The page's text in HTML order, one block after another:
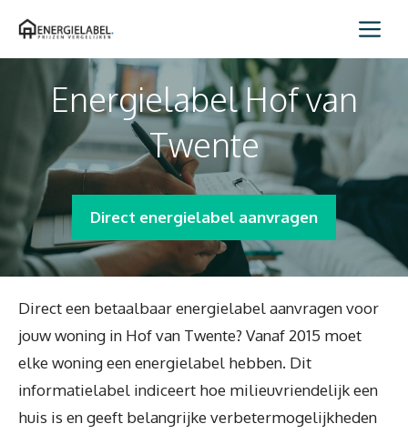
naar
Energielabel Hof van
Twente
Direct energielabel aanvragen
Direct een betaalbaar energielabel aanvragen voor
jouw woning in Hof van Twente? Vanaf 2015 moet
elke woning een energielabel hebben. Dit
informatielabel indiceert hoe milieuvriendelijk een
huis is en geeft belangrijke verbetermogelijkheden